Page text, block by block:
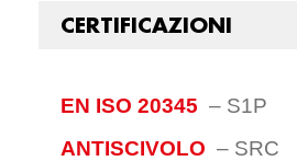
CERTIFICAZIONI
EN ISO 20345 – S1P
ANTISCIVOLO – SRC